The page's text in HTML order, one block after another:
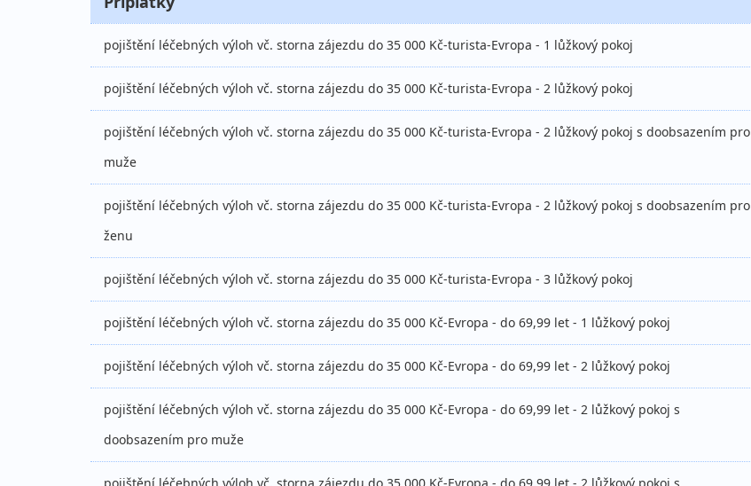
pojištění léčebných výloh vč. storna zájezdu do 35 000 Kč-turista-Evropa - 1 lůžkový pokoj
pojištění léčebných výloh vč. storna zájezdu do 35 000 Kč-turista-Evropa - 2 lůžkový pokoj
pojištění léčebných výloh vč. storna zájezdu do 35 000 Kč-turista-Evropa - 2 lůžkový pokoj s doobsazením pro
muže
pojištění léčebných výloh vč. storna zájezdu do 35 000 Kč-turista-Evropa - 2 lůžkový pokoj s doobsazením pro
ženu
pojištění léčebných výloh vč. storna zájezdu do 35 000 Kč-turista-Evropa - 3 lůžkový pokoj
pojištění léčebných výloh vč. storna zájezdu do 35 000 Kč-Evropa - do 69,99 let - 1 lůžkový pokoj
pojištění léčebných výloh vč. storna zájezdu do 35 000 Kč-Evropa - do 69,99 let - 2 lůžkový pokoj
pojištění léčebných výloh vč. storna zájezdu do 35 000 Kč-Evropa - do 69,99 let - 2 lůžkový pokoj s
doobsazením pro muže